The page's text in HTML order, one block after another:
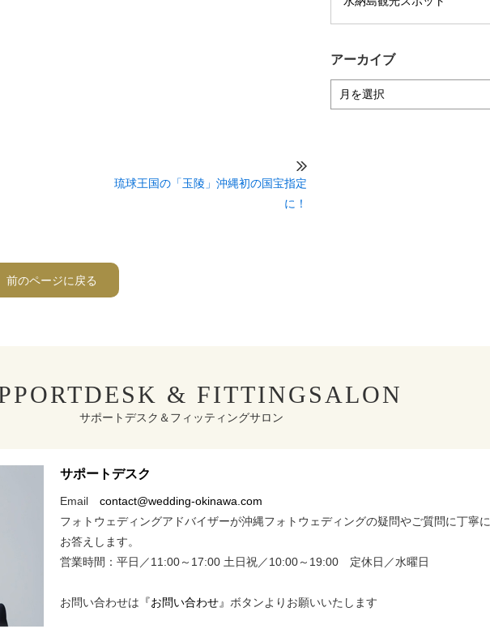
琉球王国の「玉陵」沖縄初の国宝指定
に！
前のページに戻る
アーカイブ
& FITTINGSALON
サポートデスク＆フィッティングサロン
サポートデスク
Email contact@wedding-okinawa.com
フォトウェディングアドバイザーが沖縄フォトウェディングの疑問やご質問に丁寧に
お答えします。
営業時間：平日／11:00～17:00 土日祝／10:00～19:00 定休日／水曜日
お問い合わせは 『お問い合わせ』 ボタンよりお願いいたします